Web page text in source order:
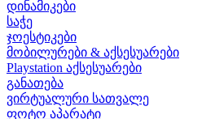
დინამიკები
საჭე
ჯოესტიკები
მობილურები & აქსესუარები
Playstation აქსესუარები
განათება
ვირტუალური სათვალე
ფოტო აპარატი